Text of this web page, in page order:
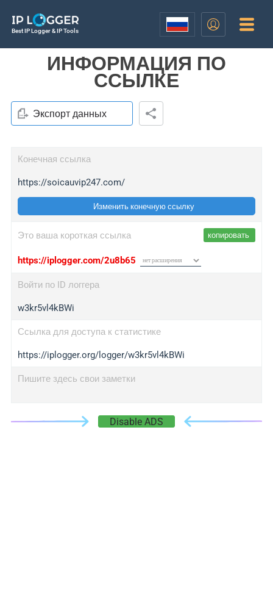
Best IP Logger & IP Tools
ИНФОРМАЦИЯ ПО
ССЫЛКЕ
Экспорт данных
Конечная ссылка
https://soicauvip247.com/
Изменить конечную ссылку
Это ваша короткая ссылка копировать
https://iplogger.com/2u8b65
Войти по ID логгера
w3kr5vl4kBWi
Ссылка для доступа к статистике
https://iplogger.org/logger/w3kr5vl4kBWi
Пишите здесь свои заметки
Disable ADS